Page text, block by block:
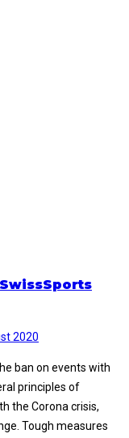
2020
ban on events with
principles of
the Corona crisis,
Tough measures